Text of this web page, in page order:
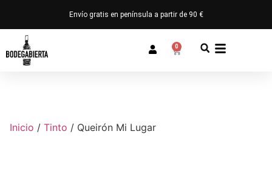
Envío gratis en península a partir de 90 €
0
Inicio / Tinto / Queirón Mi Lugar